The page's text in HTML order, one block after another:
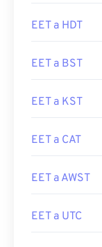
EET a HDT
EET a BST
EET a KST
EET a CAT
EET a AWST
EET a UTC